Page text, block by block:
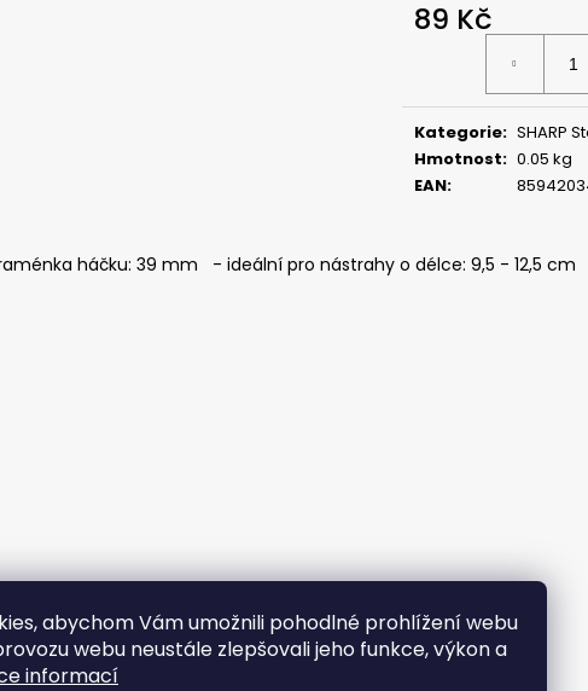
abychom Vám umožnili pohodlné prohlížení webu
webu neustále zlepšovali jeho funkce, výkon a
informací
89 Kč
Kategorie: SHARP
Hmotnost: 0.05 kg
EAN:
háčku: 39 mm - ideální pro nástrahy o délce: 9,5 - 12,5 cm
ČIHÁTKO PŘED ŠPIČKU -